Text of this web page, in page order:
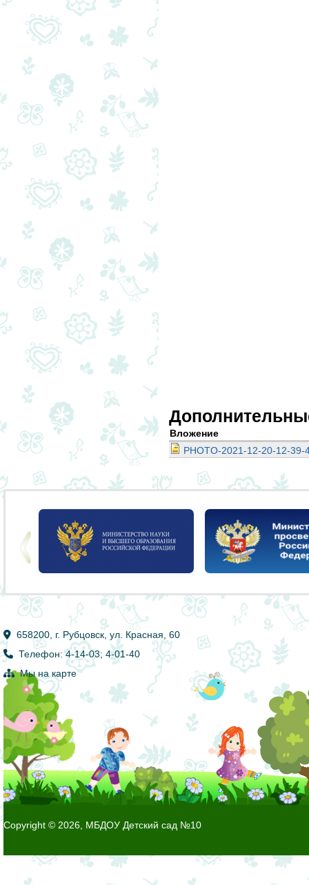
Вложение
PHOTO-2021-12-20-12-39-
658200, г. Рубцовск, ул. Красная, 60
Телефон: 4-14-03; 4-01-40
Мы на карте
Copyright © 2026, МБДОУ Детский сад №10